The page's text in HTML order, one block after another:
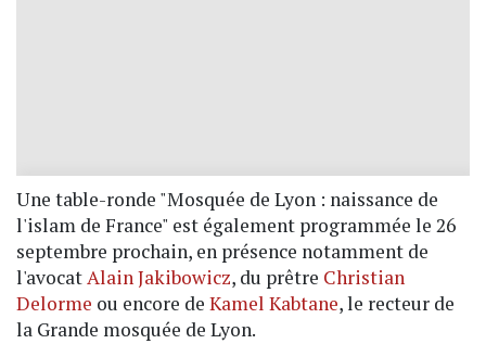
Une table-ronde "Mosquée de Lyon : naissance de
l'islam de France" est également programmée le 26
septembre prochain, en présence notamment de
l'avocatAlain Jakibowicz, du prêtre Christian
Delorme ou encore de Kamel Kabtane, le recteur de
la Grande mosquée de Lyon.